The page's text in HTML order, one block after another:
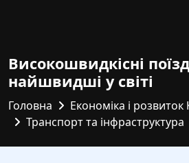
Високошвидкісні
найшвидші у світі
Головна
Економіка і
Транспорт та інфраструктура